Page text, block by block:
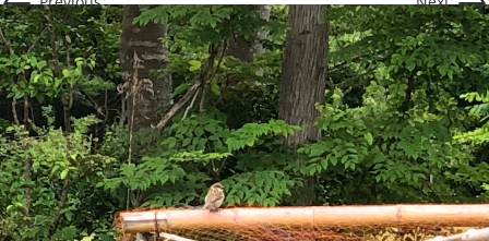
ウミネコまがじん
はまぐりもなかくっきー
オンラインストアへ